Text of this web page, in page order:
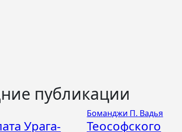
публикации
Урага-
Боманджи П. Вадья
Теософского